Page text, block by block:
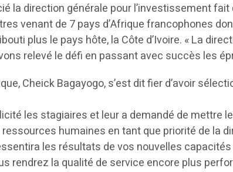
la direction générale pour l’investissement
venant de 7 pays d’Afrique francophones
plus le pays hôte, la Côte d’Ivoire. « La
relevé le défi en passant avec succès les
Cheick Bagayogo, s’est dit fier d’avoir
les stagiaires et leur a demandé de
humaines en tant que priorité de la
les résultats de vos nouvelles
rendrez la qualité de service encore plus